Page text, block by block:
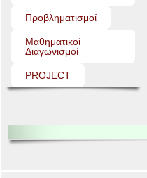
Προβληματισμοί
Μαθηματικοί
Διαγωνισμοί
PROJECT